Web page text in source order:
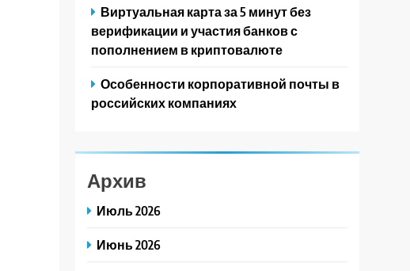
Виртуальная карта за 5 минут без
верификации и участия банков с
пополнением в криптовалюте
Особенности корпоративной почты в
российских компаниях
Архив
Июль 2026
Июнь 2026